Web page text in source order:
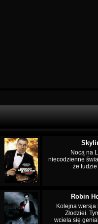
Nocą na
niecodzienne
że
Robin
Kolejna wersja
Złodziei.
wciela się